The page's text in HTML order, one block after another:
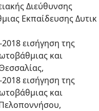
Διεύθυνσης
Εκπαίδευσης
εισήγηση της
και
εισήγηση της
και